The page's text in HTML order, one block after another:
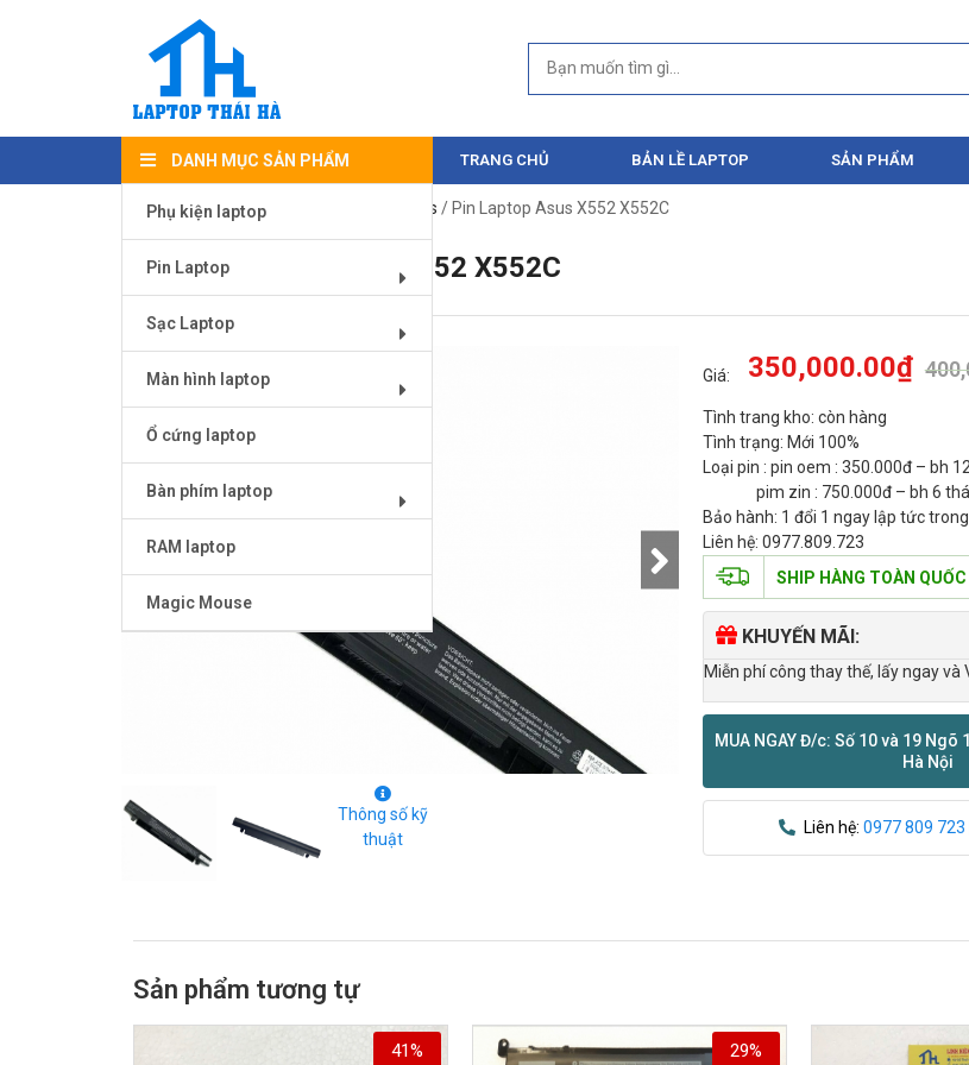
DANH MỤC SẢN PHẨM
Phụ kiện laptop
Pin Laptop
Sạc Laptop
Màn hình laptop
Ổ cứng laptop
Bàn phím laptop
RAM laptop
Magic Mouse
TRANG CHỦ BẢN LỀ LAPTOP SẢN PHẨM
Trang chủ/Pin Laptop Pin Laptop Asus / Pin Laptop Asus X552 X552C
PIN LAPTOP ASUS X552 X552C
Thông số kỹ
thuật
Giá: 350,000.00₫
Tình trang kho: còn hàng
Tình trạng: Mới 100%
Loại pin : pin oem : 350.000đ – bh
pim zin : 750.000đ – bh 6
Bảo hành: 1 đổi 1 ngay lập tức
Liên hệ: 0977.809.723
SHIP HÀNG TOÀN QUỐC
KHUYẾN MÃI:
Miễn phí công thay thế, lấy ngay và
MUA NGAY Đ/c: Số 10 và 19
Hà Nội
Liên hệ:0977 809 723
Sản phẩm tương tự
41% 29%